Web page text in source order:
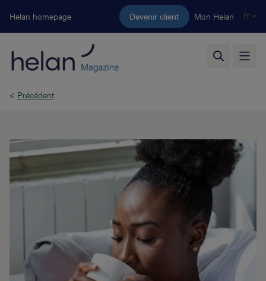
Aller au contenu principal
Helan homepage Devenir client Mon Helan fr
< Précédent